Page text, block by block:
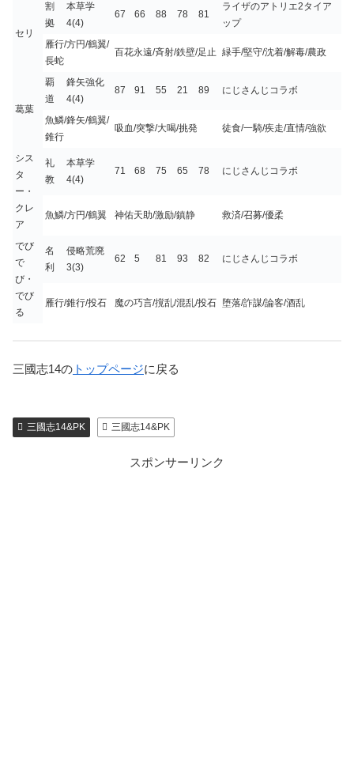
セリ
割
拠
本草学
4(4)
67 66 88 78 81
ライザのアトリエ2タイア
ップ
雁行/方円/鶴翼/
長蛇
百花永遠/斉射/鉄壁/足止 緑手/堅守/沈着/解毒/農政
葛葉
覇
道
鋒矢強化
4(4)
87 91 55 21 89 にじさんじコラボ
魚鱗/鋒矢/鶴翼/
錐行
吸血/突撃/大喝/挑発 徒食/一騎/疾走/直情/強欲
シス
タ
ー・
クレ
ア
礼
教
本草学
4(4)
71 68 75 65 78 にじさんじコラボ
魚鱗/方円/鶴翼 神佑天助/激励/鎮静 救済/召募/優柔
でび
で
び・
でび
る
名
利
侵略荒廃
3(3)
62 5 81 93 82 にじさんじコラボ
雁行/錐行/投石 魔の巧言/撹乱/混乱/投石 堕落/詐謀/論客/酒乱
三國志14の トップページに戻る
三國志14&PK 三國志14&PK
スポンサーリンク